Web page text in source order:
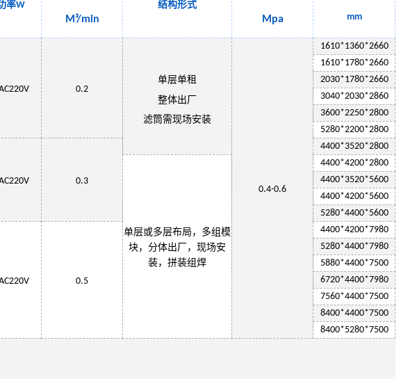
率W
M³/min
结构形式
Mpa mm
0.2
单层单租
整体出厂
滤筒需现场安装
0.4-0.6
1610*1360*2660
1610*1780*2660
2030*1780*2660
3040*2030*2860
3600*2250*2800
5280*2200*2800
0.3
4400*3520*2800
单层或多层布局，多组模
块，分体出厂，现场安
装，拼装组焊
4400*4200*2800
4400*3520*5600
4400*4200*5600
5280*4400*5600
0.5
4400*4200*7980
5280*4400*7980
5880*4400*7500
6720*4400*7980
7560*4400*7500
8400*4400*7500
8400*5280*7500